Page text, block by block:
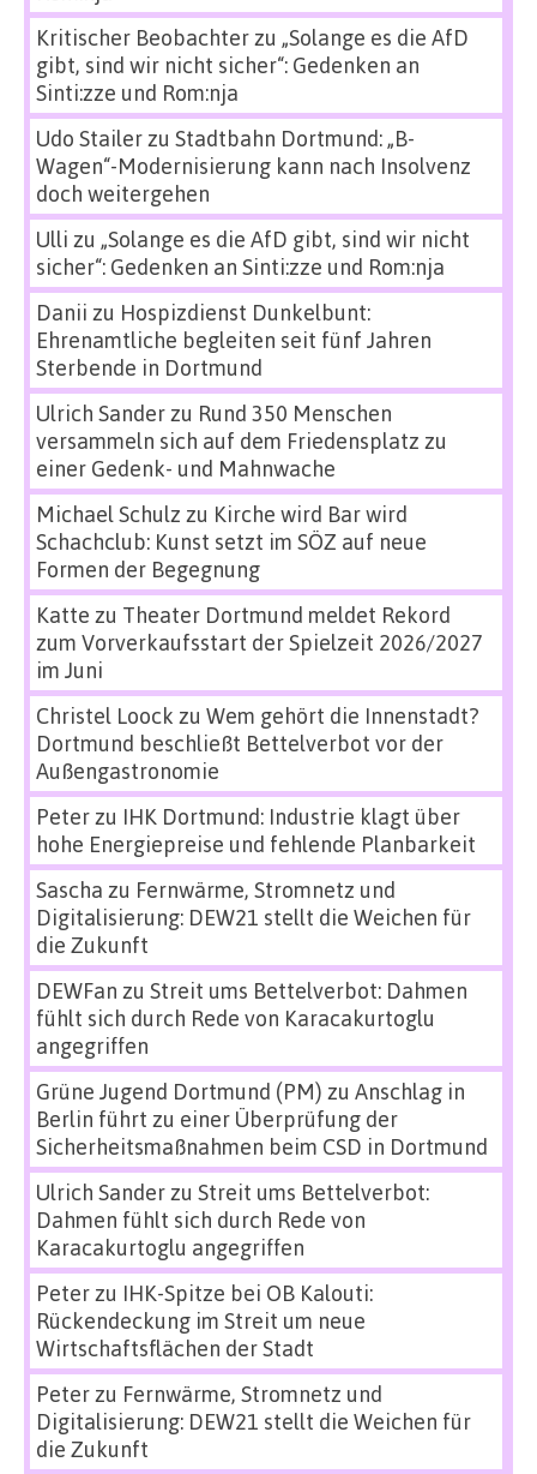
Kritischer Beobachterzu „Solange es die AfD
gibt, sind wir nicht sicher“: Gedenken an
Sinti:zze und Rom:nja
Udo Stailerzu Stadtbahn Dortmund: „B-
Wagen“-Modernisierung kann nach Insolvenz
doch weitergehen
Ulli zu „Solange es die AfD gibt, sind wir nicht
sicher“: Gedenken an Sinti:zze und Rom:nja
Danii zu Hospizdienst Dunkelbunt:
Ehrenamtliche begleiten seit fünf Jahren
Sterbende in Dortmund
Ulrich Sanderzu Rund 350 Menschen
versammeln sich auf dem Friedensplatz zu
einer Gedenk- und Mahnwache
Michael Schulz zu Kirche wird Bar wird
Schachclub: Kunst setzt im SÖZ auf neue
Formen der Begegnung
Katte zu Theater Dortmund meldet Rekord
zum Vorverkaufsstart der Spielzeit 2026/2027
im Juni
Christel Loock zu Wem gehört die Innenstadt?
Dortmund beschließt Bettelverbot vor der
Außengastronomie
Peterzu IHK Dortmund: Industrie klagt über
hohe Energiepreise und fehlende Planbarkeit
Sascha zu Fernwärme, Stromnetz und
Digitalisierung: DEW21 stellt die Weichen für
die Zukunft
DEWFan zu Streit ums Bettelverbot: Dahmen
fühlt sich durch Rede von Karacakurtoglu
angegriffen
Grüne Jugend Dortmund (PM) zu Anschlag in
Berlin führt zu einer Überprüfung der
Sicherheitsmaßnahmen beim CSD in Dortmund
Ulrich Sanderzu Streit ums Bettelverbot:
Dahmen fühlt sich durch Rede von
Karacakurtoglu angegriffen
Peterzu IHK-Spitze bei OB Kalouti:
Rückendeckung im Streit um neue
Wirtschaftsflächen der Stadt
Peterzu Fernwärme, Stromnetz und
Digitalisierung: DEW21 stellt die Weichen für
die Zukunft